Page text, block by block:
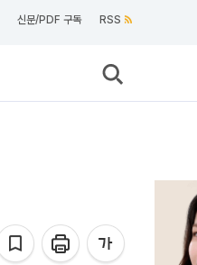
신문/PDF 구독 RSS